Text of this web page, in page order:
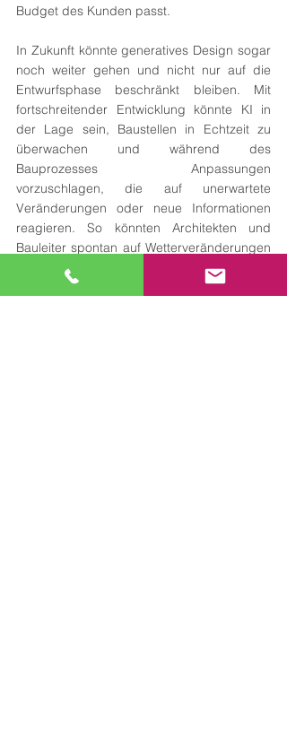
Budget des Kunden passt.
In Zukunft könnte generatives Design sogar
noch weiter gehen und nicht nur auf die
Entwurfsphase beschränkt bleiben. Mit
fortschreitender Entwicklung könnte KI in
der Lage sein, Baustellen in Echtzeit zu
überwachen und während des
Bauprozesses Anpassungen
vorzuschlagen, die auf unerwartete
Veränderungen oder neue Informationen
reagieren. So könnten Architekten und
Bauleiter spontan auf Wetterveränderungen
oder andere Einflüsse reagieren und
beispielsweise das Design oder die